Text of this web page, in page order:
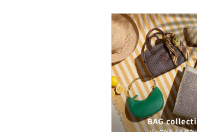
メイクアップ
ネイル
ボディケア・オーラルケ
ア
ヘアケア